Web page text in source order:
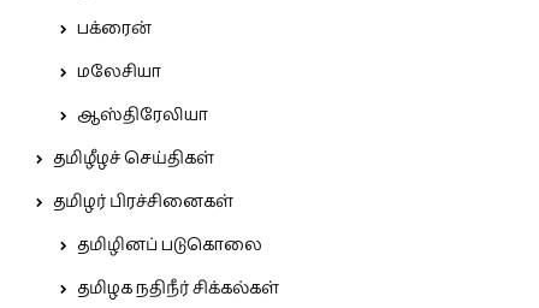
பக்ரைன்
மலேசியா
ஆஸ்திரேலியா
தமிழீழச் செய்திகள்
தமிழர் பிரச்சினைகள்
தமிழினப் படுகொலை
தமிழக நதிநீர் சிக்கல்கள்